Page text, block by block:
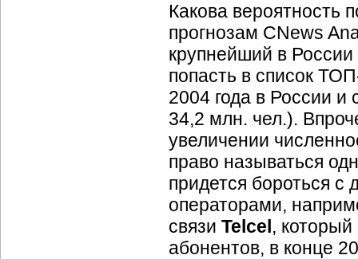
Какова вероятность
прогнозам CNews
крупнейший в
попасть в список
2004 года в России и
34,2 млн. чел.).
увеличении
право называться
придется бороться
операторами,
связи Telcel,
абонентов, в конце